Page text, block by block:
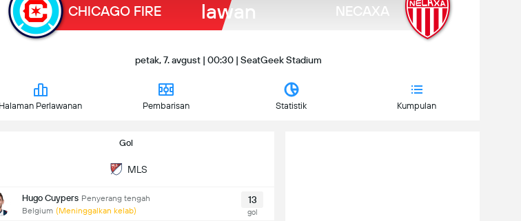
CHICAGO FIRE lawan NECAXA
petak, 7. avgust | 00:30 | SeatGeek Stadium
Halaman Perlawanan Pembarisan Statistik Kumpulan
Gol
MLS
Hugo Cuypers Penyerang tengah
Belgium (Meninggalkan kelab)
13
gol